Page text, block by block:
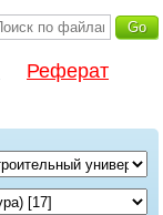
Реферат